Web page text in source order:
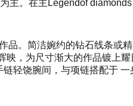
主。在主Legendof diamo
。简洁婉约的钻石线条或
，为尺寸渐大的作品镀上
轻饶腕间，与项链搭配于